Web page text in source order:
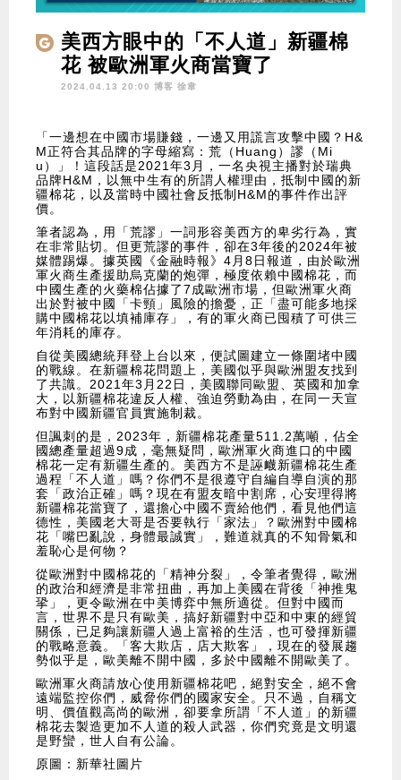
美西方眼中的「不人道」新疆棉
花 被歐洲軍火商當寶了
2024.04.13 20:00 博客 徐韋
「一邊想在中國市場賺錢，一邊又用謊言攻擊中國？H&
M正符合其品牌的字母縮寫：荒（Huang）謬（Mi
u）」！這段話是2021年3月，一名央視主播對於瑞典
品牌H&M，以無中生有的所謂人權理由，抵制中國的新
疆棉花，以及當時中國社會反抵制H&M的事件作出評
價。
筆者認為，用「荒謬」一詞形容美西方的卑劣行為，實
在非常貼切。但更荒謬的事件，卻在3年後的2024年被
媒體踢爆。據英國《金融時報》4月8日報道，由於歐洲
軍火商生產援助烏克蘭的炮彈，極度依賴中國棉花，而
中國生產的火藥棉佔據了7成歐洲市場，但歐洲軍火商
出於對被中國「卡頸」風險的擔憂，正「盡可能多地採
購中國棉花以填補庫存」，有的軍火商已囤積了可供三
年消耗的庫存。
自從美國總統拜登上台以來，便試圖建立一條圍堵中國
的戰線。在新疆棉花問題上，美國似乎與歐洲盟友找到
了共識。2021年3月22日，美國聯同歐盟、英國和加拿
大，以新疆棉花違反人權、強迫勞動為由，在同一天宣
布對中國新疆官員實施制裁。
但諷刺的是，2023年，新疆棉花產量511.2萬噸，佔全
國總產量超過9成，毫無疑問，歐洲軍火商進口的中國
棉花一定有新疆生產的。美西方不是誣衊新疆棉花生產
過程「不人道」嗎？你們不是很遵守自編自導自演的那
套「政治正確」嗎？現在有盟友暗中割席，心安理得將
新疆棉花當寶了，還擔心中國不賣給他們，看見他們這
德性，美國老大哥是否要執行「家法」？歐洲對中國棉
花「嘴巴亂說，身體最誠實」，難道就真的不知骨氣和
羞恥心是何物？
從歐洲對中國棉花的「精神分裂」，令筆者覺得，歐洲
的政治和經濟是非常扭曲，再加上美國在背後「神推鬼
㧬」，更令歐洲在中美博弈中無所適從。但對中國而
言，世界不是只有歐美，搞好新疆對中亞和中東的經貿
關係，已足夠讓新疆人過上富裕的生活，也可發揮新疆
的戰略意義。「客大欺店，店大欺客」，現在的發展趨
勢似乎是，歐美離不開中國，多於中國離不開歐美了。
歐洲軍火商請放心使用新疆棉花吧，絕對安全，絕不會
遠端監控你們，威脅你們的國家安全。只不過，自稱文
明、價值觀高尚的歐洲，卻要拿所謂「不人道」的新疆
棉花去製造更加不人道的殺人武器，你們究竟是文明還
是野蠻，世人自有公論。
原圖：新華社圖片